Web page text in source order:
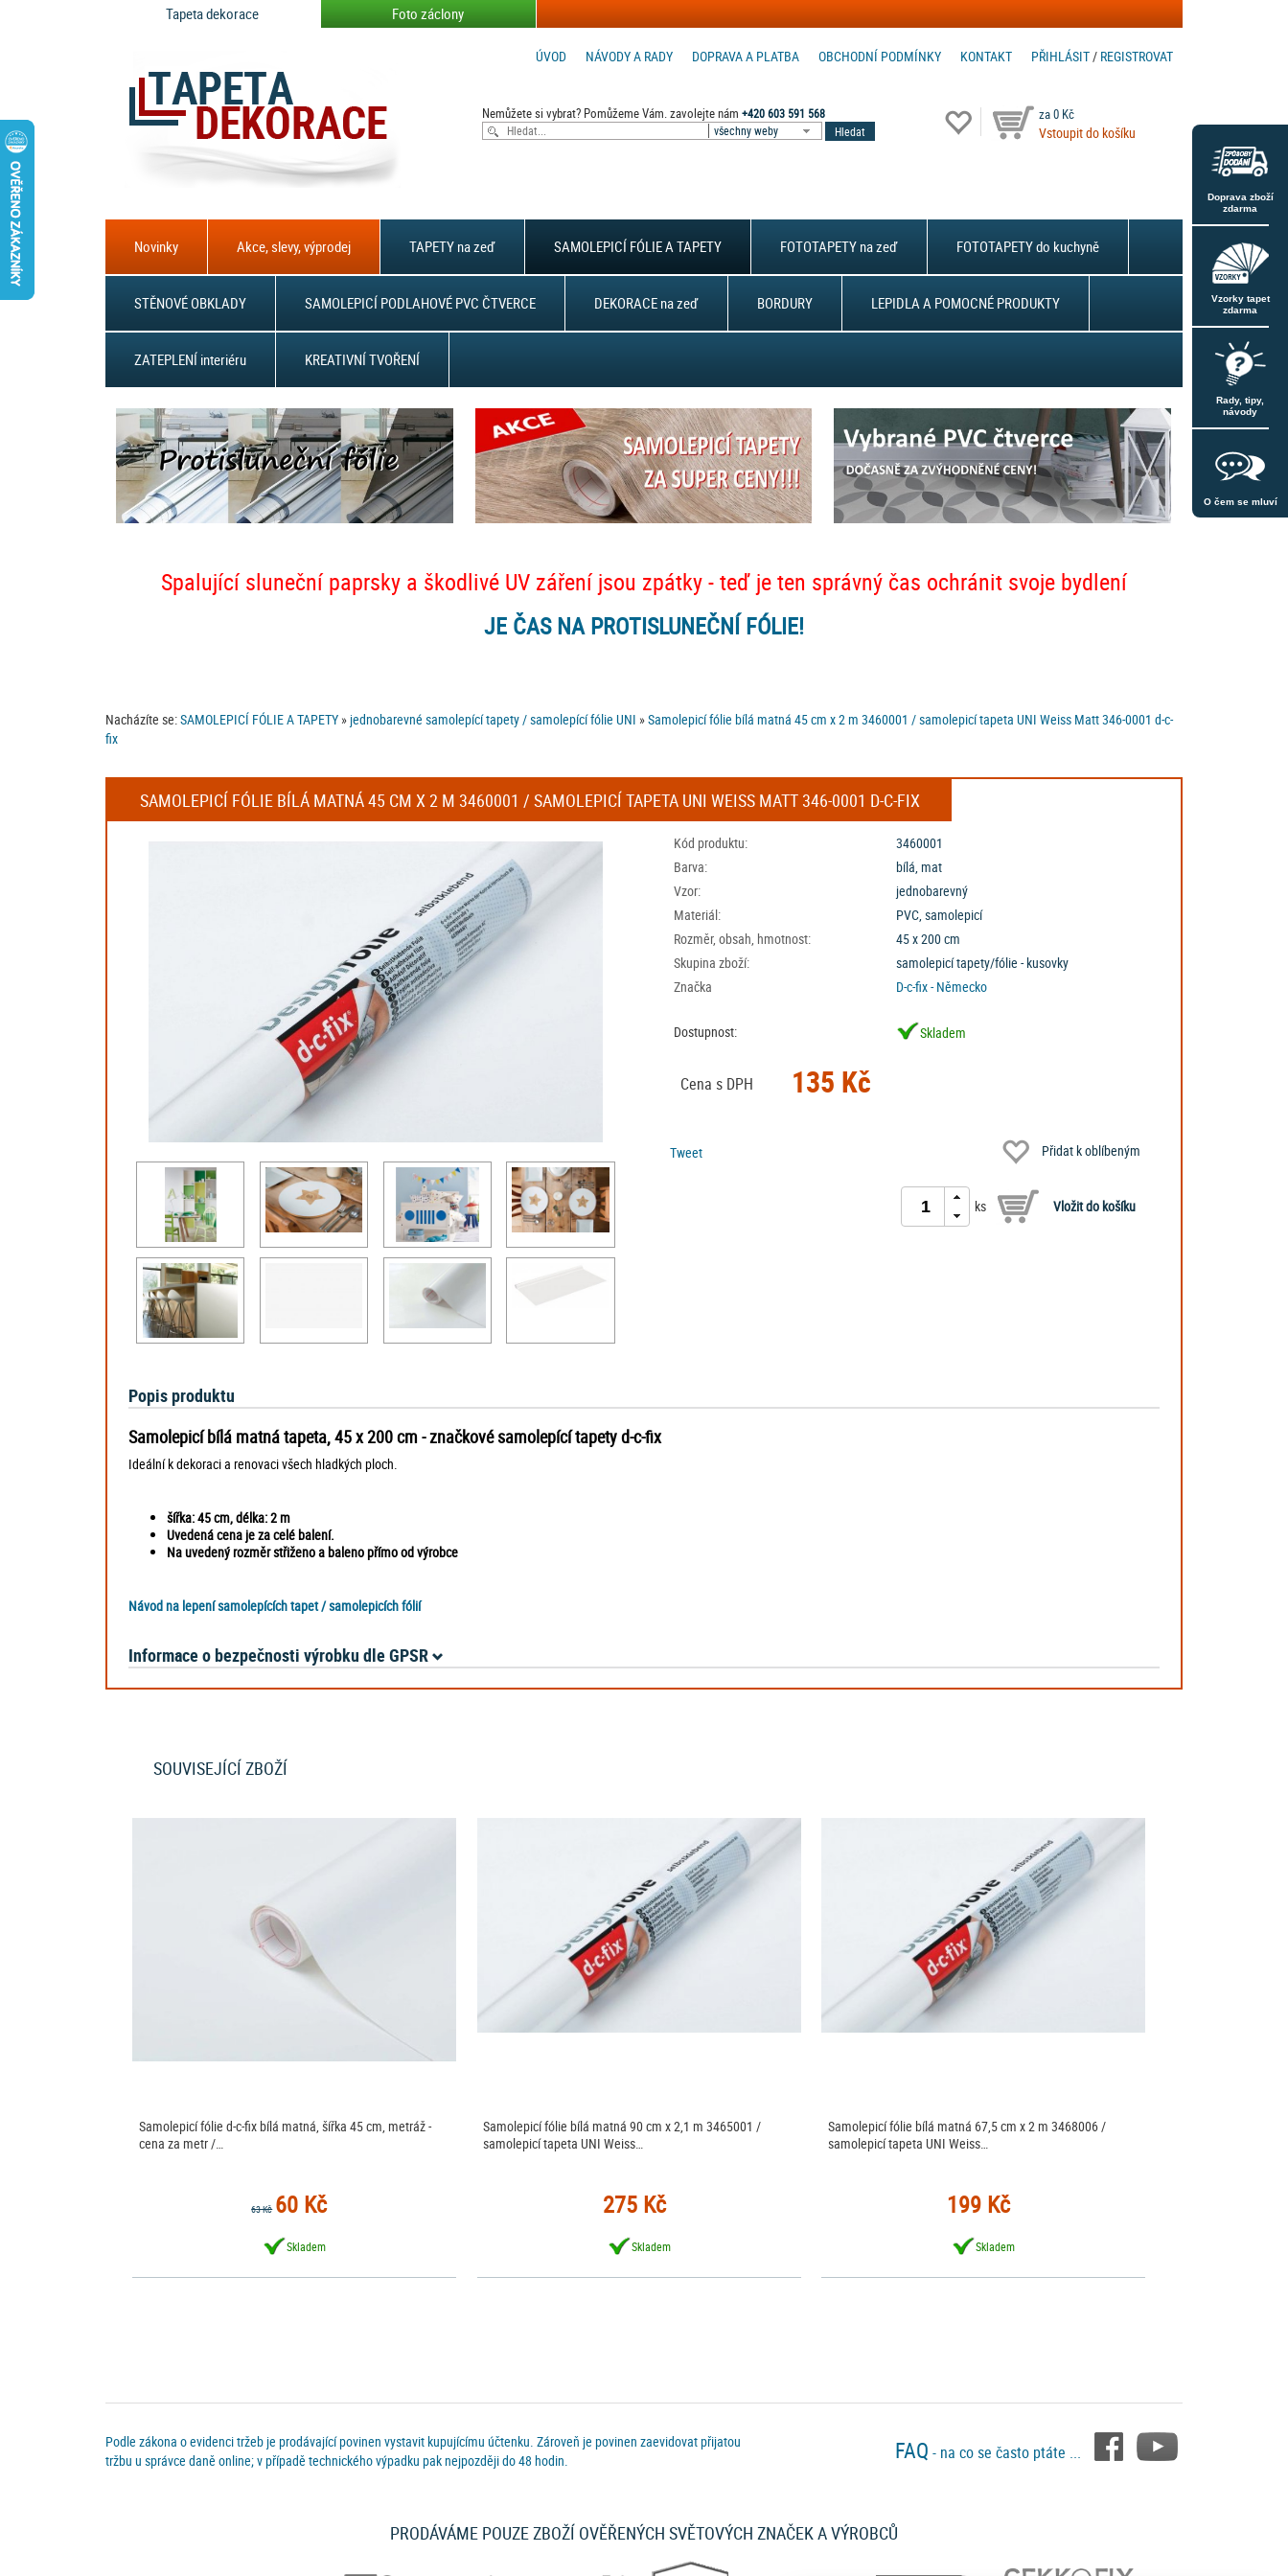
Tapeta dekorace Foto záclony
PŘIHLÁSIT/ REGISTROVAT
KONTAKT
OBCHODNÍ PODMÍNKY
DOPRAVA A PLATBA
NÁVODY A RADY
ÚVOD
Nemůžete si vybrat? Pomůžeme Vám. zavolejte nám+420 603 591 568
všechny weby
za 0 Kč
Vstoupit do košíku
Novinky Akce, slevy, výprodej TAPETY na zeď SAMOLEPICÍ FÓLIE A TAPETY FOTOTAPETY na zeď FOTOTAPETY do kuchyně
STĚNOVÉ OBKLADY SAMOLEPICÍ PODLAHOVÉ PVC ČTVERCE DEKORACE na zeď BORDURY LEPIDLA A POMOCNÉ PRODUKTY
ZATEPLENÍ interiéru KREATIVNÍ TVOŘENÍ
Doprava zboží
zdarma
Vzorky tapet
zdarma
Rady, tipy,
návody
O čem se mluví
Spalující sluneční paprsky a škodlivé UV záření jsou zpátky - teď je ten správný čas ochránit svoje bydlení
JE ČAS NA PROTISLUNEČNÍ FÓLIE!
Nacházíte se:SAMOLEPICÍ FÓLIE A TAPETY » jednobarevné samolepící tapety / samolepící fólie UNI »Samolepicí fólie bílá matná 45 cm x 2 m 3460001 / samolepicí tapeta UNI Weiss Matt 346-0001 d-c-
fix
SAMOLEPICÍ FÓLIE BÍLÁ MATNÁ 45 CM X 2 M 3460001 / SAMOLEPICÍ TAPETA UNI WEISS MATT 346-0001 D-C-FIX
Kód produktu:
3460001
Barva:
bílá, mat
Vzor:
jednobarevný
Materiál:
PVC, samolepicí
Rozměr, obsah, hmotnost:
45 x 200 cm
Skupina zboží:
samolepicí tapety/fólie - kusovky
Značka
D-c-fix - Německo
Dostupnost: Skladem
Cena s DPH 135 Kč
Tweet Přidat k oblíbeným
ks
Popis produktu
Samolepicí bílá matná tapeta, 45 x 200 cm - značkové samolepící tapety d-c-fix
Ideální k dekoraci a renovaci všech hladkých ploch.
šířka: 45 cm,délka: 2 m
Uvedená cena je za celé balení.
Na uvedený rozměr střiženo a baleno přímo od výrobce
Návod na lepení samolepících tapet / samolepicích fólií
Informace o bezpečnosti výrobku dle GPSR
SOUVISEJÍCÍ ZBOŽÍ
Samolepicí fólie d-c-fix bílá matná, šířka 45 cm, metráž -
cena za metr /…
63 Kč 60 Kč
Skladem
Samolepicí fólie bílá matná 90 cm x 2,1 m 3465001 /
samolepicí tapeta UNI Weiss…
275 Kč
Skladem
Samolepicí fólie bílá matná 67,5 cm x 2 m 3468006 /
samolepicí tapeta UNI Weiss…
199 Kč
Skladem
Podle zákona o evidenci tržeb je prodávající povinen vystavit kupujícímu účtenku. Zároveň je povinen zaevidovat přijatou
tržbu u správce daně online; v případě technického výpadku pak nejpozději do 48 hodin.
FAQ - na co se často ptáte ...
PRODÁVÁME POUZE ZBOŽÍ OVĚŘENÝCH SVĚTOVÝCH ZNAČEK A VÝROBCŮ